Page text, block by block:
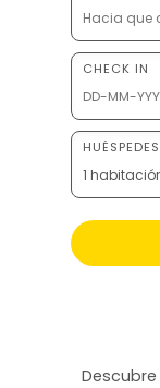
CHECK IN
1